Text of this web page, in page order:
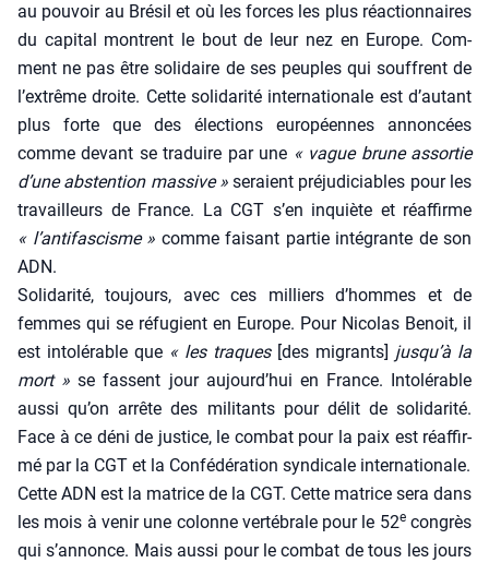
au pou­voir au Bré­sil et où les forces les plus réac­tion­naires
du capi­tal montrent le bout de leur nez en Europe. Com­
ment ne pas être soli­daire de ses peuples qui souffrent de
l’extrême droite. Cette soli­da­ri­té inter­na­tio­nale est d’autant
plus forte que des élec­tions euro­péennes annon­cées
comme devant se tra­duire par une « vague brune assor­tie
d’une abs­ten­tion mas­sive »seraient pré­ju­di­ciables pour les
tra­vailleurs de France. La CGT s’en inquiète et réaf­firme
« l’antifascisme » comme fai­sant par­tie inté­grante de son
ADN.
Soli­da­ri­té, tou­jours, avec ces mil­liers d’hommes et de
femmes qui se réfu­gient en Europe. Pour Nico­las Benoit, il
est into­lé­rable que « les traques [des migrants] jusqu’à la
mort » se fassent jour aujourd’hui en France. Into­lé­rable
aus­si qu’on arrête des mili­tants pour délit de soli­da­ri­té.
Face à ce déni de jus­tice, le com­bat pour la paix est réaf­fir­
mé par la CGT et la Confé­dé­ra­tion syn­di­cale inter­na­tio­nale.
Cette ADN est la matrice de la CGT. Cette matrice sera dans
les mois à venir une colonne ver­té­brale pour le 52econgrès
qui s’annonce. Mais aus­si pour le com­bat de tous les jours